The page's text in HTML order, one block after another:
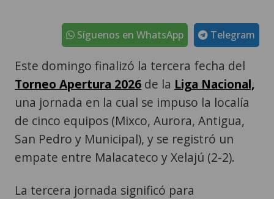
Telegram
Síguenos en WhatsApp
Este domingo finalizó la tercera fecha del
Torneo Apertura 2026 de la Liga Nacional,
una jornada en la cual se impuso la localía
de cinco equipos (Mixco, Aurora, Antigua,
San Pedro y Municipal), y se registró un
empate entre Malacateco y Xelajú (2-2).
La tercera jornada significó para